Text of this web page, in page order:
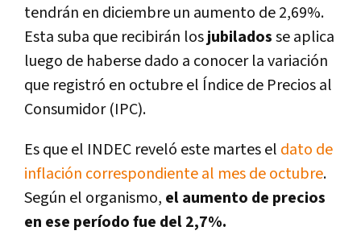
tendrán en diciembre un aumento de 2,69%.
Esta suba que recibirán losjubiladosse aplica
luego de haberse dado a conocer la variación
que registró en octubre el Índice de Precios al
Consumidor (IPC).
Es que el INDEC reveló este martes el dato de
inflación correspondiente al mes de octubre.
Según el organismo, el aumento de precios
en ese período fue del 2,7%.